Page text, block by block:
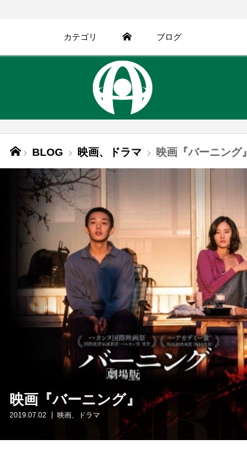
カテゴリ ブログ
BLOG 映画、ドラマ 映画『バーニング』
映画『バーニング』
2019.07.02 映画、ドラマ